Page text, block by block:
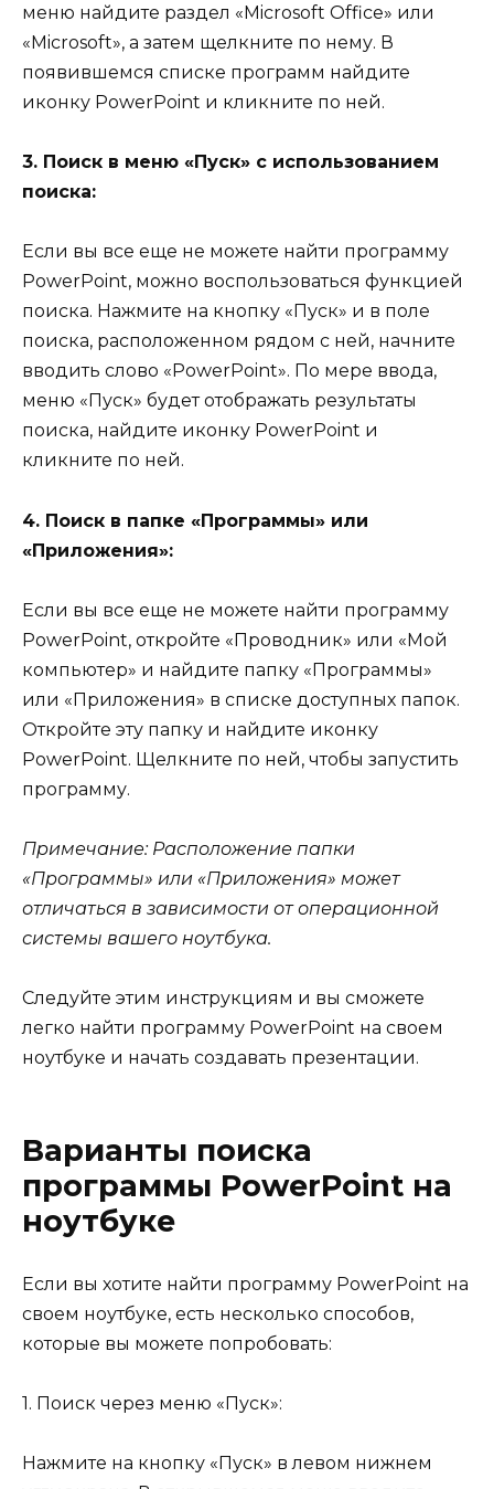
меню найдите раздел «Microsoft Office» или
«Microsoft», а затем щелкните по нему. В
появившемся списке программ найдите
иконку PowerPoint и кликните по ней.
3. Поиск в меню «Пуск» с использованием
поиска:
Если вы все еще не можете найти программу
PowerPoint, можно воспользоваться функцией
поиска. Нажмите на кнопку «Пуск» и в поле
поиска, расположенном рядом с ней, начните
вводить слово «PowerPoint». По мере ввода,
меню «Пуск» будет отображать результаты
поиска, найдите иконку PowerPoint и
кликните по ней.
4. Поиск в папке «Программы» или
«Приложения»:
Если вы все еще не можете найти программу
PowerPoint, откройте «Проводник» или «Мой
компьютер» и найдите папку «Программы»
или «Приложения» в списке доступных папок.
Откройте эту папку и найдите иконку
PowerPoint. Щелкните по ней, чтобы запустить
программу.
Примечание: Расположение папки
«Программы» или «Приложения» может
отличаться в зависимости от операционной
системы вашего ноутбука.
Следуйте этим инструкциям и вы сможете
легко найти программу PowerPoint на своем
ноутбуке и начать создавать презентации.
Варианты поиска
программы PowerPoint на
ноутбуке
Если вы хотите найти программу PowerPoint на
своем ноутбуке, есть несколько способов,
которые вы можете попробовать:
1. Поиск через меню «Пуск»:
Нажмите на кнопку «Пуск» в левом нижнем